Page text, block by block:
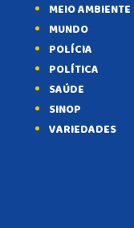
MEIO AMBIENTE
MUNDO
POLÍCIA
POLÍTICA
SAÚDE
SINOP
VARIEDADES